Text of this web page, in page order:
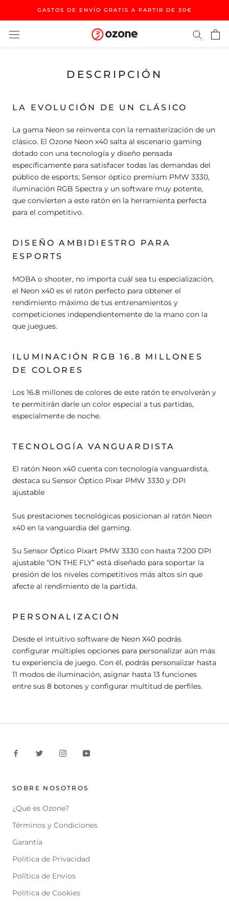
contenido
GASTOS DE ENVÍO GRATIS A PARTIR DE 30€
DESCRIPCIÓN
LA EVOLUCIÓN DE UN CLÁSICO
La gama Neon se reinventa con la remasterización de un
clásico. El Ozone Neon x40 salta al escenario gaming
dotado con una tecnología y diseño pensada
específicamente para satisfacer todas las demandas del
público de esports; Sensor óptico premium PMW 3330,
iluminación RGB Spectra y un software muy potente,
que convierten a este ratón en la herramienta perfecta
para el competitivo.
DISEÑO AMBIDIESTRO PARA
ESPORTS
MOBA o shooter, no importa cuál sea tu especialización,
el Neon x40 es el ratón perfecto para obtener el
rendimiento máximo de tus entrenamientos y
competiciones independientemente de la mano con la
que juegues.
ILUMINACIÓN RGB 16.8 MILLONES
DE COLORES
Los 16.8 millones de colores de este ratón te envolverán y
te permitirán darle un color especial a tus partidas,
especialmente de noche.
TECNOLOGÍA VANGUARDISTA
El ratón Neon x40 cuenta con tecnología vanguardista,
destaca su Sensor Óptico Pixar PMW 3330 y DPI
ajustable
Sus prestaciones tecnológicas posicionan al ratón Neon
x40 en la vanguardia del gaming.
Su Sensor Óptico Pixart PMW 3330 con hasta 7.200 DPI
ajustable “ON THE FLY” está diseñado para soportar la
presión de los niveles competitivos más altos sin que
afecte al rendimiento de la partida.
PERSONALIZACIÓN
Desde el intuitivo software de Neon X40 podrás
configurar múltiples opciones para personalizar aún más
tu experiencia de juego. Con él, podrás personalizar hasta
11 modos de iluminación, asignar hasta 13 funciones
entre sus 8 botones y configurar multitud de perfiles.
SOBRE NOSOTROS
¿Qué es Ozone?
Términos y Condiciones
Garantía
Política de Privacidad
Política de Envios
Política de Cookies